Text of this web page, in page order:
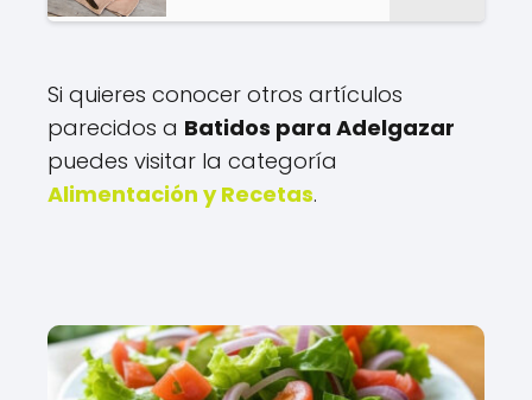
Si quieres conocer otros artículos
parecidos a Batidos para Adelgazar
puedes visitar la categoría
Alimentación y Recetas.